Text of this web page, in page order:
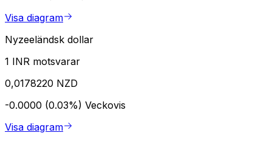
Visa diagram
Nyzeeländsk dollar
1 INR motsvarar
0,0178220 NZD
-0.0000 (0.03%) Veckovis
Visa diagram